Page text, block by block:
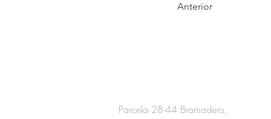
Anterior
Parcela 28-44 Bramadero,